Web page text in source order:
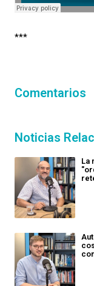
***
Comentarios
Noticias
La